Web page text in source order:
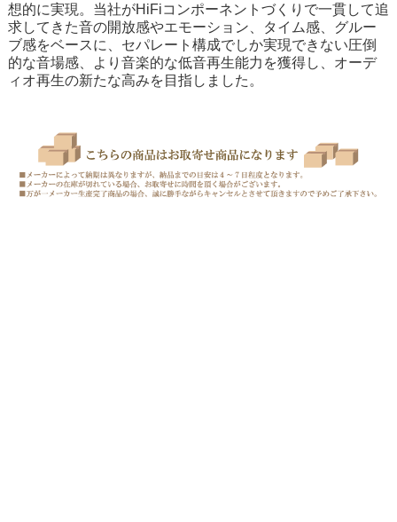
想的に実現。当社がHiFiコンポーネントづくりで一貫して追
求してきた音の開放感やエモーション、タイム感、グルー
ブ感をベースに、セパレート構成でしか実現できない圧倒
的な音場感、より音楽的な低音再生能力を獲得し、オーデ
ィオ再生の新たな高みを目指しました。